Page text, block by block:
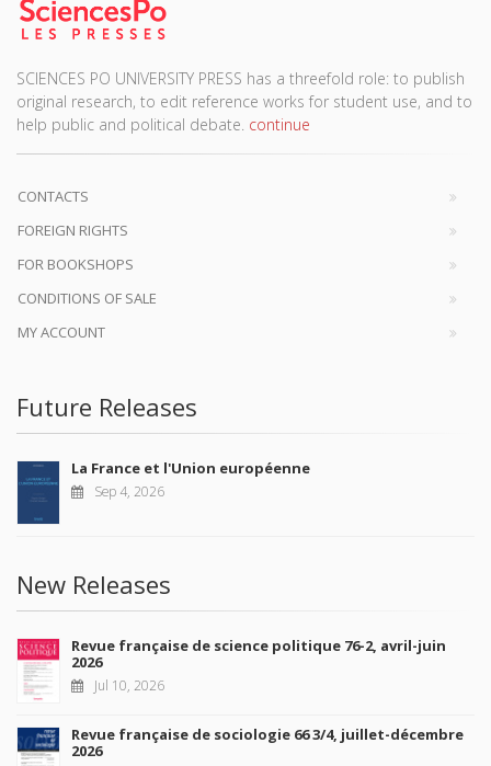
SCIENCES PO UNIVERSITY PRESS has a threefold role: to publish
original research, to edit reference works for student use, and to
help public and political debate. continue
CONTACTS
FOREIGN RIGHTS
FOR BOOKSHOPS
CONDITIONS OF SALE
MY ACCOUNT
Future Releases
La France et l'Union européenne
Sep 4, 2026
New Releases
Revue française de science politique 76-2, avril-juin
2026
Jul 10, 2026
Revue française de sociologie 66 3/4, juillet-décembre
2026